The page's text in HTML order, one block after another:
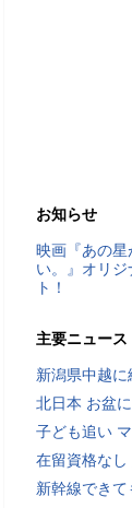
お知らせ
映画『あの星
い。』オリ
ト！
主要ニュース
新潟県中越に
北日本 お盆
子ども追い
在留資格なし
新幹線でき